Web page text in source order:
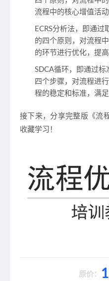
流程中的核心增值活
ECRS分析法，即通
的四个原则，对流程
的环节进行优化，提
SDCA循环，即通过
四个步骤，对流程进
程的稳定和标准，满
接下来， 分享完整版《流
收藏学习！
原价：